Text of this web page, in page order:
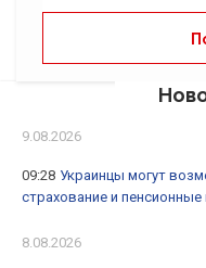
9.08.2026
09:28 Украинцы могут
страхование и
8.08.2026